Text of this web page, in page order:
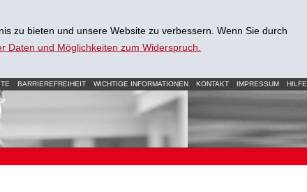
zu bieten und unsere Website zu verbessern. Wenn Sie durch
Daten und Möglichkeiten zum Widerspruch.
BARRIEREFREIHEIT WICHTIGE INFORMATIONEN KONTAKT IMPRESSUM HILFE